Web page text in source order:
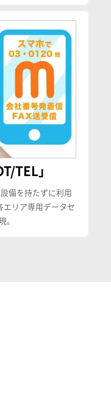
TEL」
備を持たずに利用
リア専用データセ
。